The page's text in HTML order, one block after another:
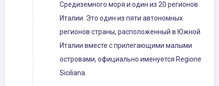
Средиземного моря и один из 20 регионов
Италии. Это один из пяти автономных
регионов страны, расположенный в Южной
Италии вместе с прилегающими малыми
островами, официально именуется Regione
Siciliana.